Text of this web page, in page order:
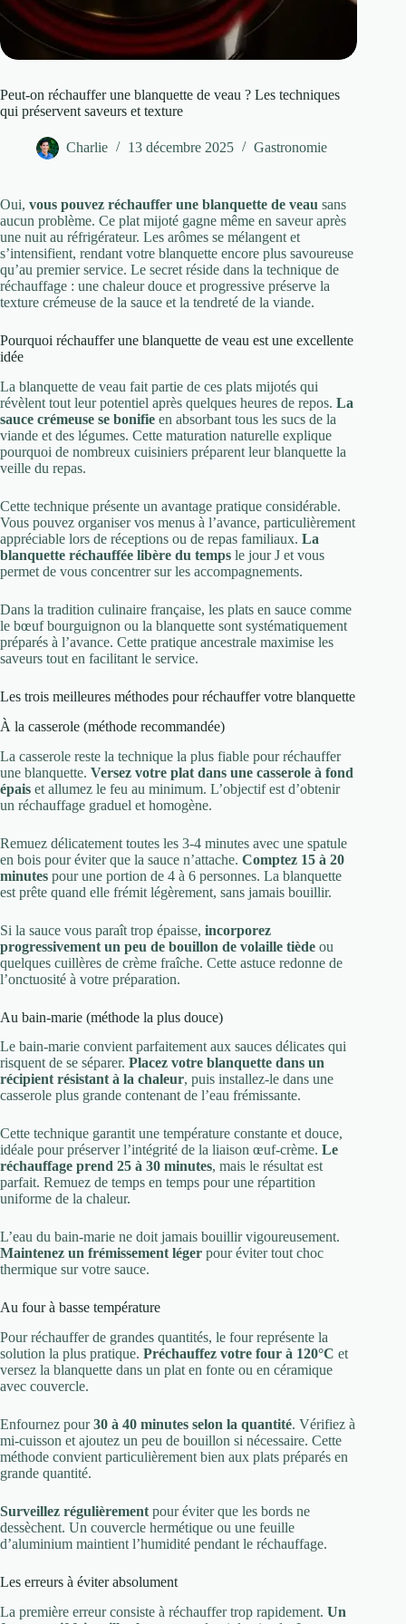
Peut-on réchauffer une blanquette de veau ? Les techniques
qui préservent saveurs et texture
Charlie 13 décembre 2025 Gastronomie
Oui, vous pouvez réchauffer une blanquette de veau sans
aucun problème. Ce plat mijoté gagne même en saveur après
une nuit au réfrigérateur. Les arômes se mélangent et
s’intensifient, rendant votre blanquette encore plus savoureuse
qu’au premier service. Le secret réside dans la technique de
réchauffage : une chaleur douce et progressive préserve la
texture crémeuse de la sauce et la tendreté de la viande.
Pourquoi réchauffer une blanquette de veau est une excellente
idée
La blanquette de veau fait partie de ces plats mijotés qui
révèlent tout leur potentiel après quelques heures de repos. La
sauce crémeuse se bonifie en absorbant tous les sucs de la
viande et des légumes. Cette maturation naturelle explique
pourquoi de nombreux cuisiniers préparent leur blanquette la
veille du repas.
Cette technique présente un avantage pratique considérable.
Vous pouvez organiser vos menus à l’avance, particulièrement
appréciable lors de réceptions ou de repas familiaux. La
blanquette réchauffée libère du temps le jour J et vous
permet de vous concentrer sur les accompagnements.
Dans la tradition culinaire française, les plats en sauce comme
le bœuf bourguignon ou la blanquette sont systématiquement
préparés à l’avance. Cette pratique ancestrale maximise les
saveurs tout en facilitant le service.
Les trois meilleures méthodes pour réchauffer votre blanquette
À la casserole (méthode recommandée)
La casserole reste la technique la plus fiable pour réchauffer
une blanquette. Versez votre plat dans une casserole à fond
épais et allumez le feu au minimum. L’objectif est d’obtenir
un réchauffage graduel et homogène.
Remuez délicatement toutes les 3-4 minutes avec une spatule
en bois pour éviter que la sauce n’attache. Comptez 15 à 20
minutes pour une portion de 4 à 6 personnes. La blanquette
est prête quand elle frémit légèrement, sans jamais bouillir.
Si la sauce vous paraît trop épaisse, incorporez
progressivement un peu de bouillon de volaille tiède ou
quelques cuillères de crème fraîche. Cette astuce redonne de
l’onctuosité à votre préparation.
Au bain-marie (méthode la plus douce)
Le bain-marie convient parfaitement aux sauces délicates qui
risquent de se séparer. Placez votre blanquette dans un
récipient résistant à la chaleur, puis installez-le dans une
casserole plus grande contenant de l’eau frémissante.
Cette technique garantit une température constante et douce,
idéale pour préserver l’intégrité de la liaison œuf-crème. Le
réchauffage prend 25 à 30 minutes, mais le résultat est
parfait. Remuez de temps en temps pour une répartition
uniforme de la chaleur.
L’eau du bain-marie ne doit jamais bouillir vigoureusement.
Maintenez un frémissement léger pour éviter tout choc
thermique sur votre sauce.
Au four à basse température
Pour réchauffer de grandes quantités, le four représente la
solution la plus pratique. Préchauffez votre four à 120°C et
versez la blanquette dans un plat en fonte ou en céramique
avec couvercle.
Enfournez pour30 à 40 minutes selon la quantité. Vérifiez à
mi-cuisson et ajoutez un peu de bouillon si nécessaire. Cette
méthode convient particulièrement bien aux plats préparés en
grande quantité.
Surveillez régulièrement pour éviter que les bords ne
dessèchent. Un couvercle hermétique ou une feuille
d’aluminium maintient l’humidité pendant le réchauffage.
Les erreurs à éviter absolument
La première erreur consiste à réchauffer trop rapidement. Un